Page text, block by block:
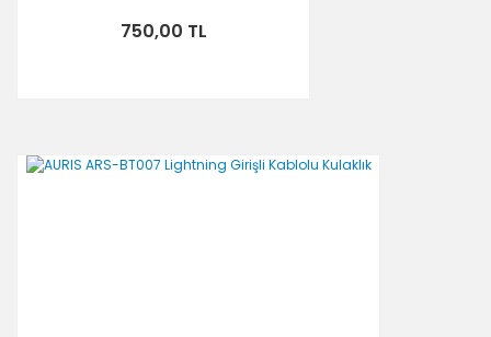
750,00 TL